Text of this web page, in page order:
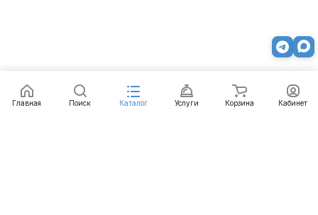
Главная Поиск Каталог Услуги Корзина Кабинет